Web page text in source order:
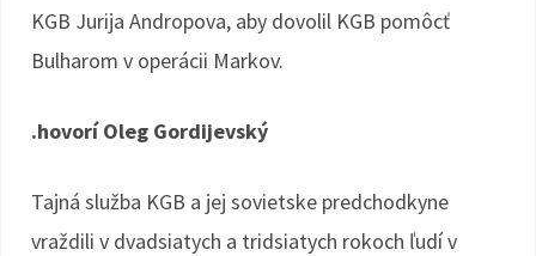
KGB Jurija Andropova, aby dovolil KGB pomôcť
Bulharom v operácii Markov.
.hovorí Oleg Gordijevský
Tajná služba KGB a jej sovietske predchodkyne
vraždili v dvadsiatych a tridsiatych rokoch ľudí v